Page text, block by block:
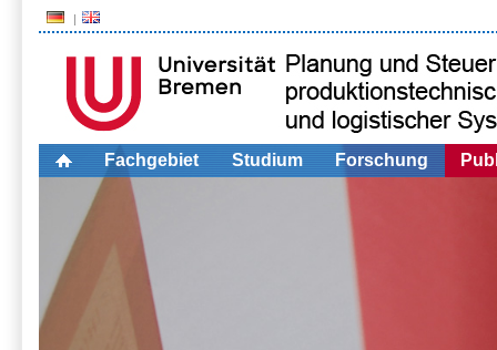
Fachgebiet Studium Forschung